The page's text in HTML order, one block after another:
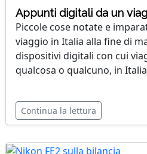
Appunti digitali da un
Piccole cose notate e
viaggio in Italia alla fine di
dispositivi digitali con cui
qualcosa o qualcuno, in
Continua la lettura